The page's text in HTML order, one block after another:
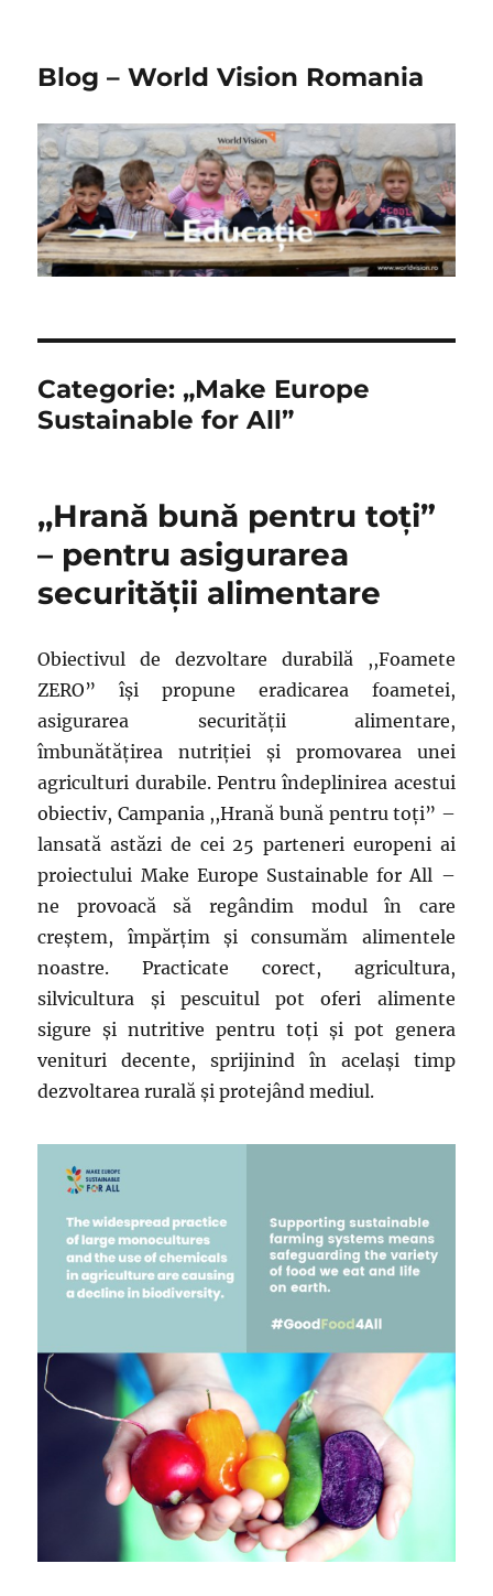
Blog – World Vision Romania
Categorie:„Make Europe
Sustainable for All”
,,Hrană bună pentru toţi”
– pentru asigurarea
securităţii alimentare
Obiectivul de dezvoltare durabilă ,,Foamete
ZERO” îşi propune eradicarea foametei,
asigurarea securităţii alimentare,
îmbunătăţirea nutriţiei şi promovarea unei
agriculturi durabile. Pentru îndeplinirea acestui
obiectiv, Campania ,,Hrană bună pentru toţi” –
lansată astăzi de cei 25 parteneri europeni ai
proiectului Make Europe Sustainable for All –
ne provoacă să regândim modul în care
creştem, împărțim și consumăm alimentele
noastre. Practicate corect, agricultura,
silvicultura și pescuitul pot oferi alimente
sigure și nutritive pentru toți și pot genera
venituri decente, sprijinind în același timp
dezvoltarea rurală și protejând mediul.